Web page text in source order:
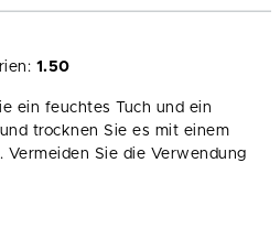
1.50
ein feuchtes Tuch und ein
trocknen Sie es mit einem
Vermeiden Sie die Verwendung